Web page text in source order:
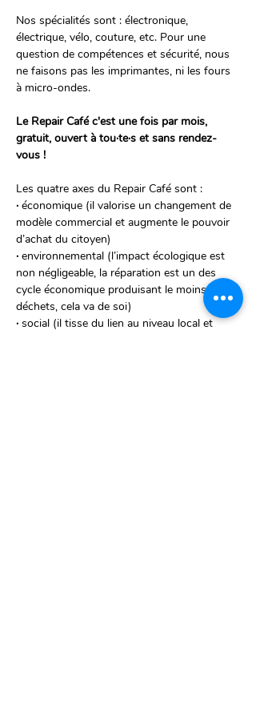
Nos spécialités sont : électronique,
électrique, vélo, couture, etc. Pour une
question de compétences et sécurité, nous
ne faisons pas les imprimantes, ni les fours
à micro-ondes.
Le Repair Café c'est une fois par mois,
gratuit, ouvert à tou·te·s et sans rendez-
vous !
Les quatre axes du Repair Café sont :
· économique (il valorise un changement de
modèle commercial et augmente le pouvoir
d’achat du citoyen)
· environnemental (l’impact écologique est
non négligeable, la réparation est un des
cycle économique produisant le moins de
déchets, cela va de soi)
· social (il tisse du lien au niveau local et